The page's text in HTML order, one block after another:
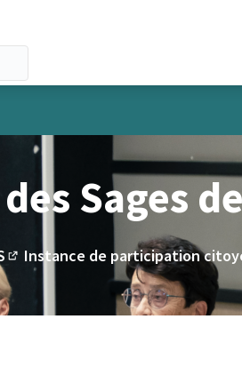
Sages
(Lien externe)
Instance de participation